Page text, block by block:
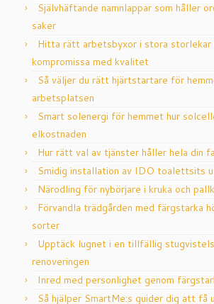
Självhäftande namnlappar som håller
saker
Hitta rätt arbetsbyxor i stora
kompromissa med kvalitet
Så väljer du rätt hjärtstartare för
arbetsplatsen
Smart solenergi för hemmet hur
elkostnaden
Hur rätt val av tjänster håller hela din
Smidig installation av IDO toalettsits
Närodling för nybörjare i kruka och
Förvandla trädgården med färgstarka
sorter
Upptäck lugnet i en tillfällig
renoveringen
Inred med personlighet genom
Så hjälper SmartMe:s guider dig att få